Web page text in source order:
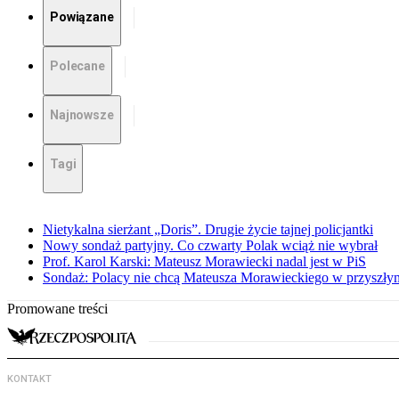
Powiązane
Polecane
Najnowsze
Tagi
Nietykalna sierżant „Doris”. Drugie życie tajnej policjantki
Nowy sondaż partyjny. Co czwarty Polak wciąż nie wybrał
Prof. Karol Karski: Mateusz Morawiecki nadal jest w PiS
Sondaż: Polacy nie chcą Mateusza Morawieckiego w
Promowane treści
KONTAKT